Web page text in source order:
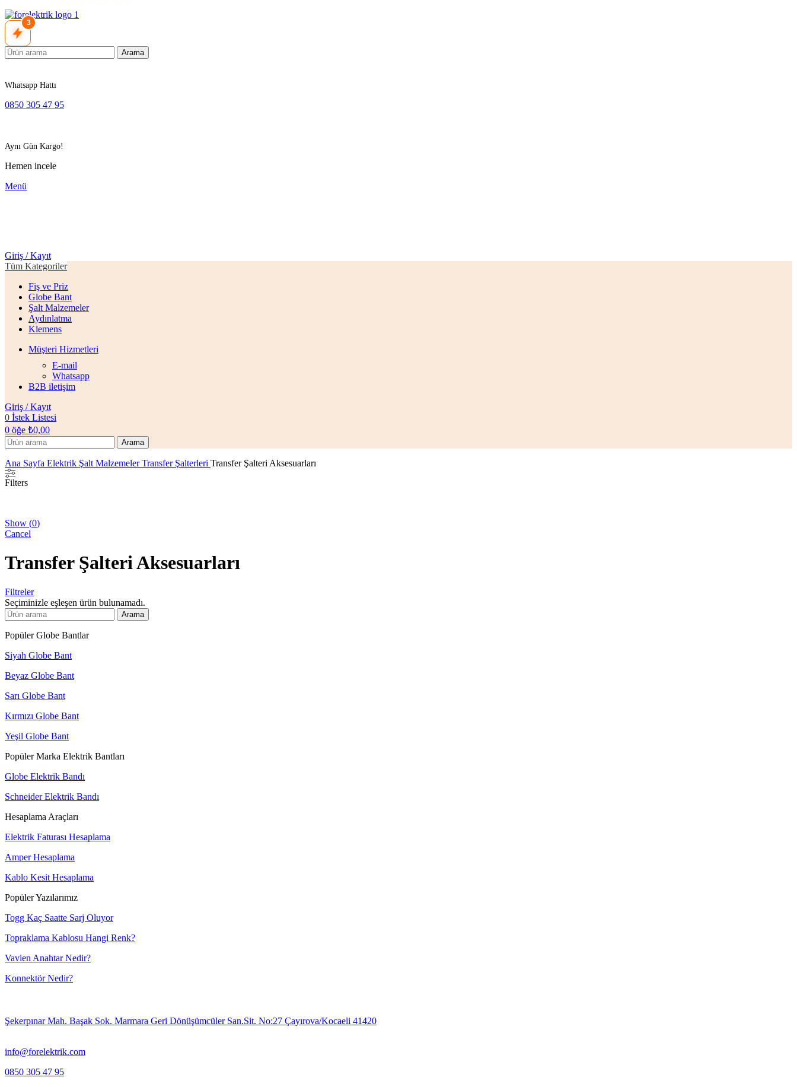
3
Arama
Whatsapp Hattı
0850 305 47 95
Aynı Gün Kargo!
Hemen incele
Menü
Giriş / Kayıt
Tüm Kategoriler
Fiş ve Priz
Globe Bant
Şalt Malzemeler
Aydınlatma
Klemens
Müşteri Hizmetleri
E-mail
Whatsapp
B2B iletişim
Giriş / Kayıt
0 İstek Listesi
0 öğe ₺0,00
Arama
Ana Sayfa Elektrik Şalt MalzemelerTransfer Şalterleri Transfer Şalteri Aksesuarları
Filters
Show (0)
Cancel
Transfer Şalteri Aksesuarları
Filtreler
Seçiminizle eşleşen ürün bulunamadı.
Arama
Popüler Globe Bantlar
Siyah Globe Bant
Beyaz Globe Bant
Sarı Globe Bant
Kırmızı Globe Bant
Yeşil Globe Bant
Popüler Marka Elektrik Bantları
Globe Elektrik Bandı
Schneider Elektrik Bandı
Hesaplama Araçları
Elektrik Faturası Hesaplama
Amper Hesaplama
Kablo Kesit Hesaplama
Popüler Yazılarımız
Togg Kaç Saatte Sarj Oluyor
Topraklama Kablosu Hangi Renk?
Vavien Anahtar Nedir?
Konnektör Nedir?
Şekerpınar Mah. Başak Sok. Marmara Geri Dönüşümcüler San.Sit. No:27 Çayırova/Kocaeli 41420
info@forelektrik.com
0850 305 47 95